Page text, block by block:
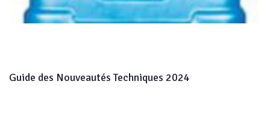
Guide des Nouveautés Techniques 2024